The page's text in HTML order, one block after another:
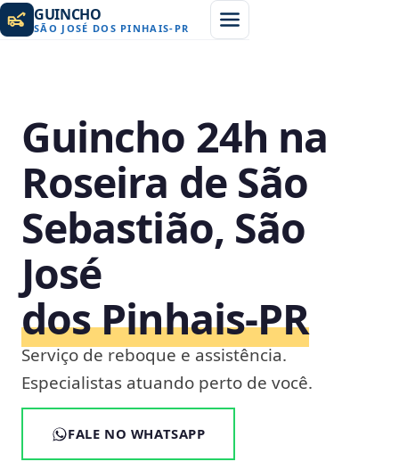
GUINCHO
SÃO JOSÉ DOS PINHAIS- PR
Guincho 24h na
Roseira de São
Sebastião, São
José
dos Pinhais‑PR
Serviço de reboque e assistência.
Especialistas atuando perto de você.
FALE NO WHATSAPP